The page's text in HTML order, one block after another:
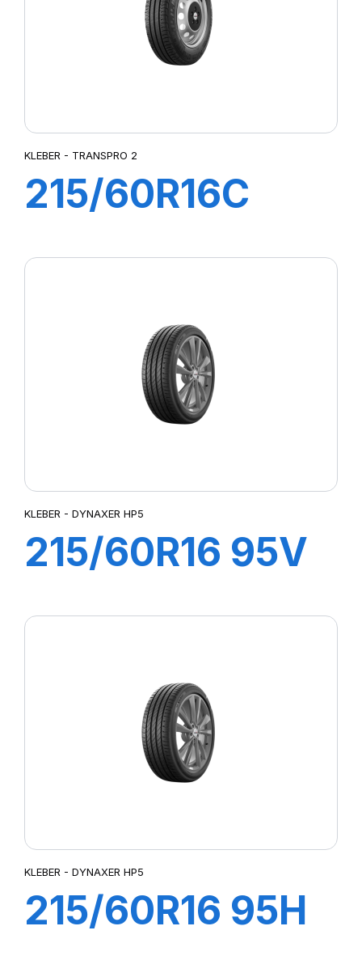
KLEBER - TRANSPRO 2
215/60R16C
KLEBER - DYNAXER HP5
215/60R16 95V
KLEBER - DYNAXER HP5
215/60R16 95H